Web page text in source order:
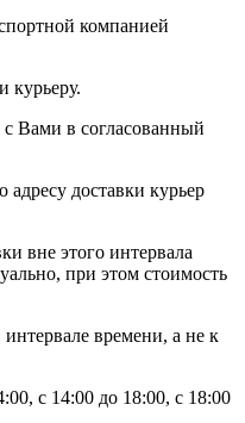
компанией
курьеру.
с Вами в согласованный
адресу доставки курьер
вне этого интервала
при этом стоимость
интервале времени, а не к
с 14:00 до 18:00, с 18:00